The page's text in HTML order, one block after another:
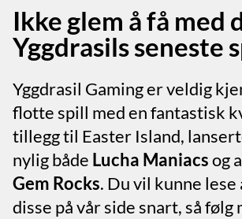
Ikke glem å få med
Yggdrasils seneste
Yggdrasil Gaming er veldig
flotte spill med en fantastisk
tillegg til Easter Island,
nylig både Lucha Maniacsog
Gem Rocks. Du vil kunne lese
disse på vår side snart, så følg